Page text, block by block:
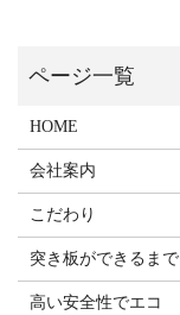
HOME
会社案内
こだわり
突き板ができるまで
高い安全性でエコ